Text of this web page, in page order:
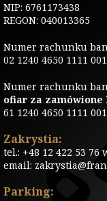
NIP: 6761173438
REGON: 040013365
Numer rachunku
02 1240 4650 1111
Numer rachunku
ofiar za zamówione
61 1240 4650 1111
Zakrystia:
tel.: +48 12 422 53 76
email:
Parking: